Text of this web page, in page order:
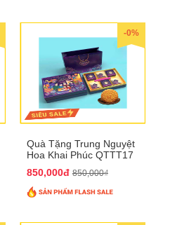
-0%
Quà Tặng Trung Nguyệt
Hoa Khai Phúc QTTT17
850,000đ 850,000₫